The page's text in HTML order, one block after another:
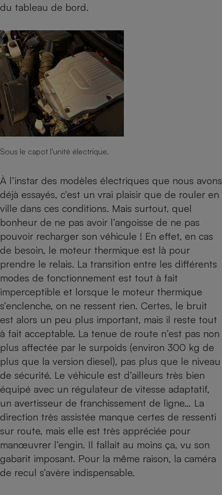
du tableau de bord.
Sous le capot l'unité électrique.
À l’instar des modèles électriques que nous avons
déjà essayés, c’est un vrai plaisir que de rouler en
ville dans ces conditions. Mais surtout, quel
bonheur de ne pas avoir l’angoisse de ne pas
pouvoir recharger son véhicule ! En effet, en cas
de besoin, le moteur thermique est là pour
prendre le relais. La transition entre les différents
modes de fonctionnement est tout à fait
imperceptible et lorsque le moteur thermique
s’enclenche, on ne ressent rien. Certes, le bruit
est alors un peu plus important, mais il reste tout
à fait acceptable. La tenue de route n’est pas non
plus affectée par le surpoids (environ 300 kg de
plus que la version diesel), pas plus que le niveau
de sécurité. Le véhicule est d’ailleurs très bien
équipé avec un régulateur de vitesse adaptatif,
un avertisseur de franchissement de ligne… La
direction très assistée manque certes de ressenti
sur route, mais elle est très appréciée pour
manœuvrer l’engin. Il fallait au moins ça, vu son
gabarit imposant. Pour la même raison, la caméra
de recul s’avère indispensable.